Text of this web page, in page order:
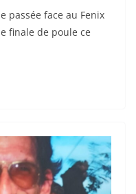
passée face au Fenix
finale de poule ce